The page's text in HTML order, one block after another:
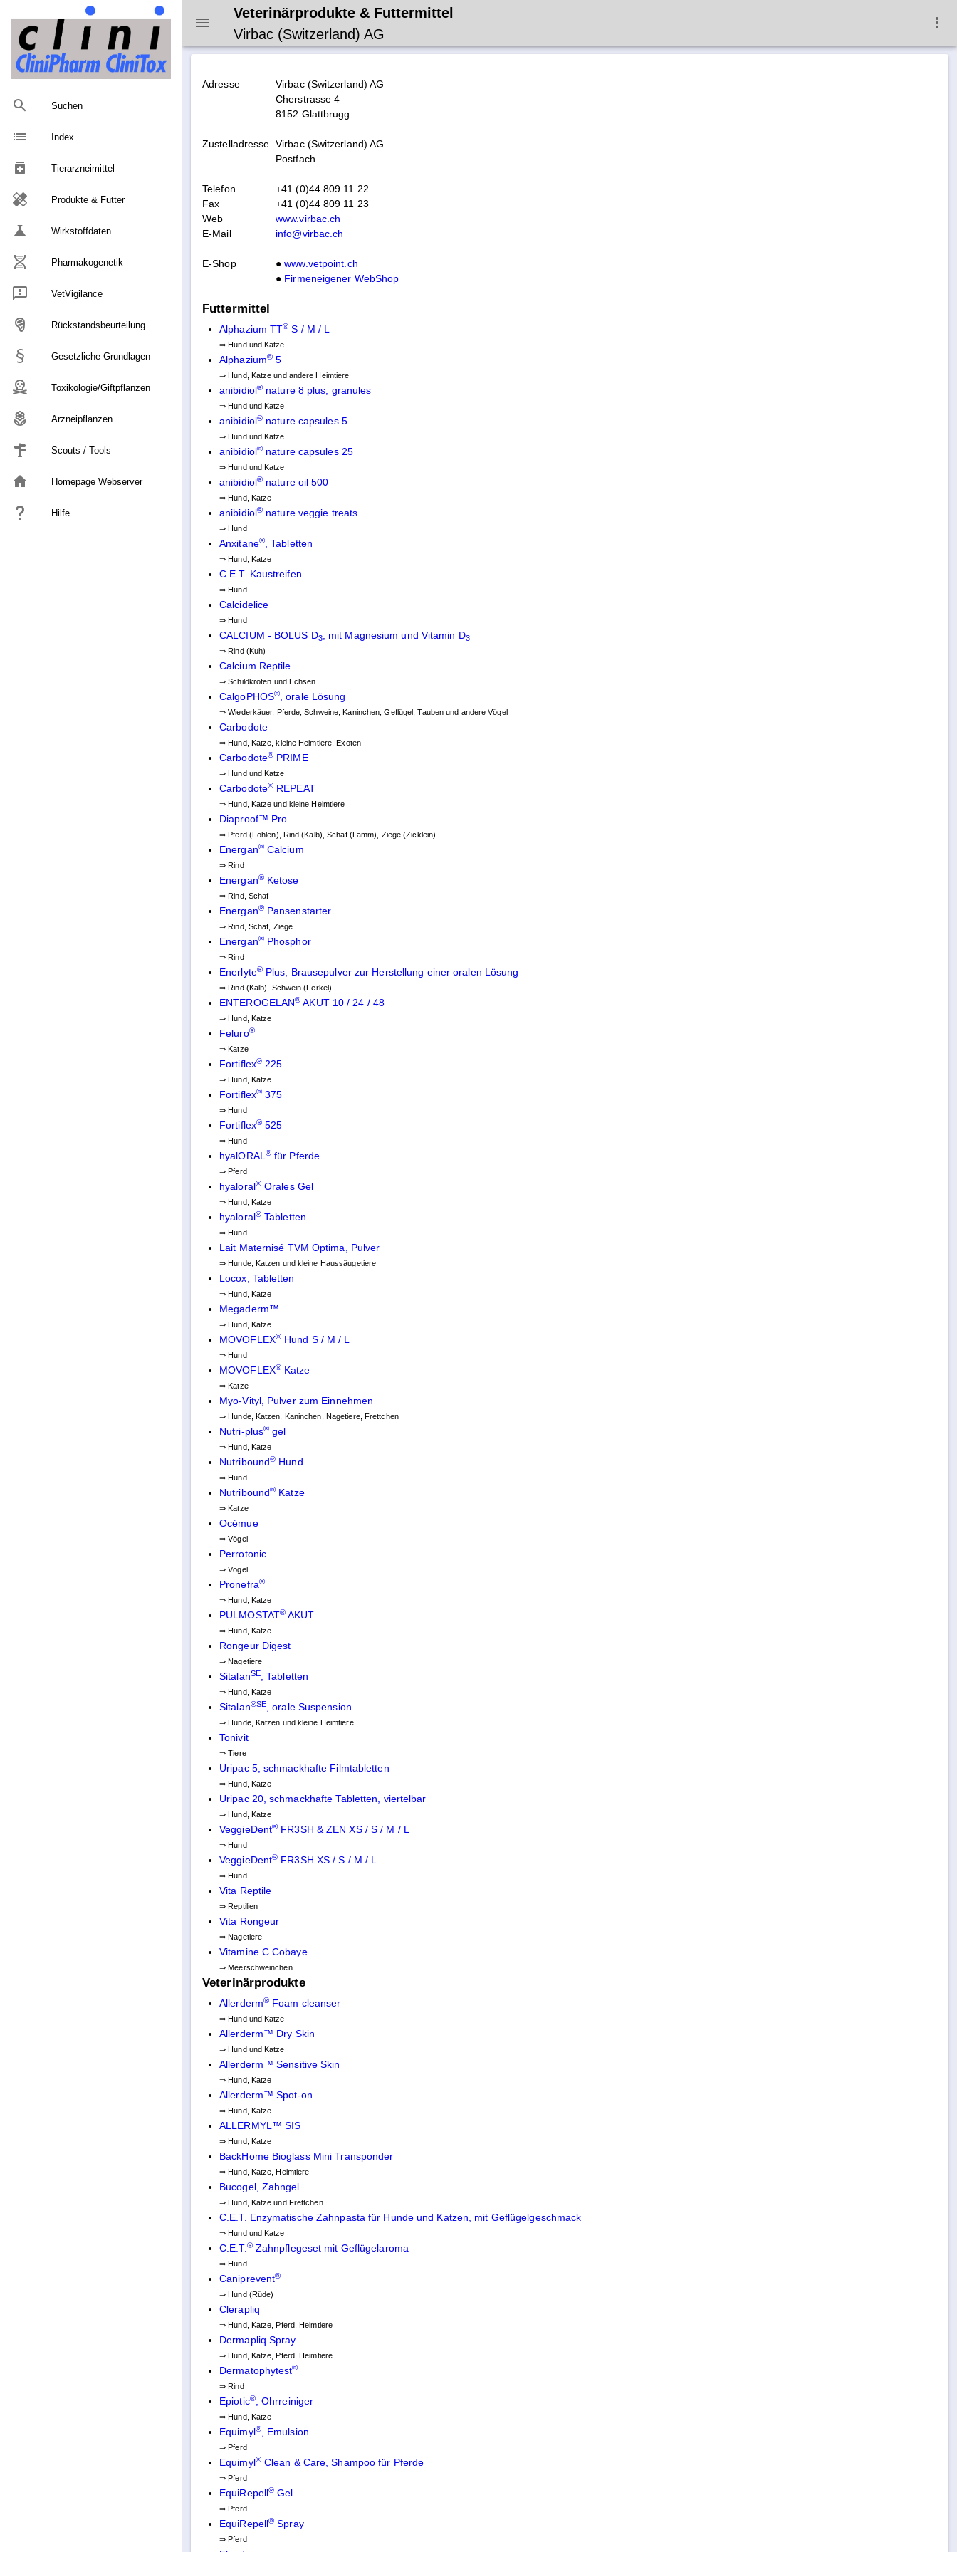
Suchen
list Index
medication Tierarzneimittel
healing Produkte & Futter
science Wirkstoffdaten
Pharmakogenetik
VetVigilance
Rückstandsbeurteilung
Gesetzliche Grundlagen
Toxikologie/Giftpflanzen
Arzneipflanzen
Scouts / Tools
home Homepage Webserver
Hilfe
Veterinärprodukte & Futtermittel
Virbac (Switzerland) AG
Adresse
Virbac (Switzerland) AG
Cherstrasse 4
8152 Glattbrugg
Zustelladresse Virbac (Switzerland) AG
Postfach
Telefon
+41 (0)44 809 11 22
Fax
+41 (0)44 809 11 23
Web
www.virbac.ch
E-Mail
info@virbac.ch
E-Shop ●www.vetpoint.ch
● Firmeneigener WebShop
Futtermittel
Alphazium TT® S / M / L
⇒ Hund und Katze
Alphazium® 5
⇒ Hund, Katze und andere Heimtiere
anibidiol® nature 8 plus, granules
⇒ Hund und Katze
anibidiol® nature capsules 5
⇒ Hund und Katze
anibidiol® nature capsules 25
⇒ Hund und Katze
anibidiol® nature oil 500
⇒ Hund, Katze
anibidiol® nature veggie treats
⇒ Hund
Anxitane®, Tabletten
⇒ Hund, Katze
C.E.T. Kaustreifen
⇒ Hund
Calcidelice
⇒ Hund
CALCIUM - BOLUS D3, mit Magnesium und Vitamin D3
⇒ Rind (Kuh)
Calcium Reptile
⇒ Schildkröten und Echsen
CalgoPHOS® , orale Lösung
⇒ Wiederkäuer, Pferde, Schweine, Kaninchen, Geflügel, Tauben und andere Vögel
Carbodote
⇒ Hund, Katze, kleine Heimtiere, Exoten
Carbodote® PRIME
⇒ Hund und Katze
Carbodote® REPEAT
⇒ Hund, Katze und kleine Heimtiere
Diaproof™ Pro
⇒ Pferd (Fohlen), Rind (Kalb), Schaf (Lamm), Ziege (Zicklein)
Energan®Calcium
⇒ Rind
Energan®Ketose
⇒ Rind, Schaf
Energan®Pansenstarter
⇒ Rind, Schaf, Ziege
Energan®Phosphor
⇒ Rind
Enerlyte®Plus, Brausepulver zur Herstellung einer oralen Lösung
⇒ Rind (Kalb), Schwein (Ferkel)
ENTEROGELAN® AKUT 10 / 24 / 48
⇒ Hund, Katze
Feluro®
⇒ Katze
Fortiflex® 225
⇒ Hund, Katze
Fortiflex® 375
⇒ Hund
Fortiflex® 525
⇒ Hund
hyalORAL ®für Pferde
⇒ Pferd
hyaloral®Orales Gel
⇒ Hund, Katze
hyaloral®Tabletten
⇒ Hund
Lait Maternisé TVM Optima, Pulver
⇒ Hunde, Katzen und kleine Haussäugetiere
Locox, Tabletten
⇒ Hund, Katze
Megaderm™
⇒ Hund, Katze
MOVOFLEX®Hund S / M / L
⇒ Hund
MOVOFLEX®Katze
⇒ Katze
Myo-Vityl, Pulver zum Einnehmen
⇒ Hunde, Katzen, Kaninchen, Nagetiere, Frettchen
Nutri-plus® gel
⇒ Hund, Katze
Nutribound® Hund
⇒ Hund
Nutribound® Katze
⇒ Katze
Océmue
⇒ Vögel
Perrotonic
⇒ Vögel
Pronefra®
⇒ Hund, Katze
PULMOSTAT® AKUT
⇒ Hund, Katze
Rongeur Digest
⇒ Nagetiere
SitalanSE, Tabletten
⇒ Hund, Katze
Sitalan®SE , orale Suspension
⇒ Hunde, Katzen und kleine Heimtiere
Tonivit
⇒ Tiere
Uripac 5, schmackhafte Filmtabletten
⇒ Hund, Katze
Uripac 20, schmackhafte Tabletten, viertelbar
⇒ Hund, Katze
VeggieDent® FR3SH & ZEN XS / S / M / L
⇒ Hund
VeggieDent® FR3SH XS / S / M / L
⇒ Hund
Vita Reptile
⇒ Reptilien
Vita Rongeur
⇒ Nagetiere
Vitamine C Cobaye
⇒ Meerschweinchen
Veterinärprodukte
Allerderm® Foam cleanser
⇒ Hund und Katze
Allerderm™ Dry Skin
⇒ Hund und Katze
Allerderm™ Sensitive Skin
⇒ Hund, Katze
Allerderm™ Spot-on
⇒ Hund, Katze
ALLERMYL™ SIS
⇒ Hund, Katze
BackHome Bioglass Mini Transponder
⇒ Hund, Katze, Heimtiere
Bucogel, Zahngel
⇒ Hund, Katze und Frettchen
C.E.T. Enzymatische Zahnpasta für Hunde und Katzen, mit Geflügelgeschmack
⇒ Hund und Katze
C.E.T. ®Zahnpflegeset mit Geflügelaroma
⇒ Hund
Caniprevent®
⇒ Hund (Rüde)
Clerapliq
⇒ Hund, Katze, Pferd, Heimtiere
Dermapliq Spray
⇒ Hund, Katze, Pferd, Heimtiere
Dermatophytest®
⇒ Rind
Epiotic®, Ohrreiniger
⇒ Hund, Katze
Equimyl®, Emulsion
⇒ Pferd
Equimyl®Clean & Care, Shampoo für Pferde
⇒ Pferd
EquiRepell® Gel
⇒ Pferd
EquiRepell® Spray
⇒ Pferd